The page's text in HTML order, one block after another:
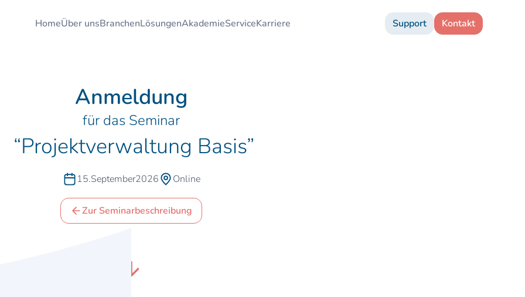
HomeÜber unsBranchenLösungenAkademieServiceKarriere Support Kontakt
Anmeldung
für das Seminar
“Projektverwaltung Basis”
15.September2026 Online
Zur Seminarbeschreibung